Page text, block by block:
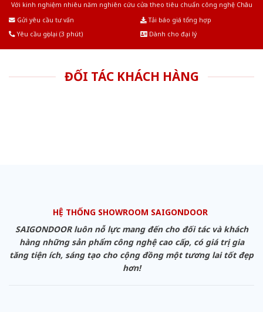
Với kinh nghiệm nhiêu năm nghiên cứu cửa theo tiêu chuẩn công nghệ Châu
Gửi yêu cầu tư vấn
Tải báo giá tổng hợp
Yêu cầu gọi lại (3 phút)
Dành cho đại lý
ĐỐI TÁC KHÁCH HÀNG
HỆ THỐNG SHOWROOM SAIGONDOOR
SAIGONDOOR luôn nỗ lực mang đến cho đối tác và khách
hàng những sản phẩm công nghệ cao cấp, có giá trị gia
tăng tiện ích, sáng tạo cho cộng đồng một tương lai tốt đẹp
hơn!